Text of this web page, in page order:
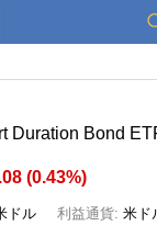
Duration Bond
(0.43%)
ドル 利益通貨: 米ド